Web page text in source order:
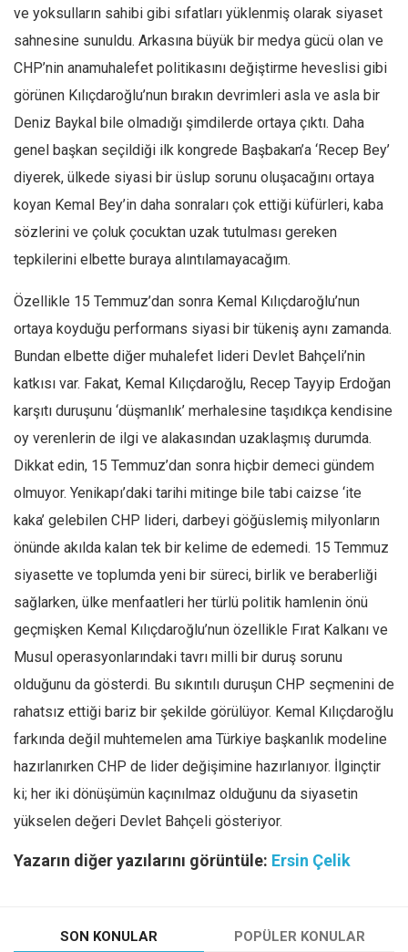
ve yoksulların sahibi gibi sıfatları yüklenmiş olarak siyaset
sahnesine sunuldu. Arkasına büyük bir medya gücü olan ve
CHP’nin anamuhalefet politikasını değiştirme heveslisi gibi
görünen Kılıçdaroğlu’nun bırakın devrimleri asla ve asla bir
Deniz Baykal bile olmadığı şimdilerde ortaya çıktı. Daha
genel başkan seçildiği ilk kongrede Başbakan’a ‘Recep Bey’
diyerek, ülkede siyasi bir üslup sorunu oluşacağını ortaya
koyan Kemal Bey’in daha sonraları çok ettiği küfürleri, kaba
sözlerini ve çoluk çocuktan uzak tutulması gereken
tepkilerini elbette buraya alıntılamayacağım.
Özellikle 15 Temmuz’dan sonra Kemal Kılıçdaroğlu’nun
ortaya koyduğu performans siyasi bir tükeniş aynı zamanda.
Bundan elbette diğer muhalefet lideri Devlet Bahçeli’nin
katkısı var. Fakat, Kemal Kılıçdaroğlu, Recep Tayyip Erdoğan
karşıtı duruşunu ‘düşmanlık’ merhalesine taşıdıkça kendisine
oy verenlerin de ilgi ve alakasından uzaklaşmış durumda.
Dikkat edin, 15 Temmuz’dan sonra hiçbir demeci gündem
olmuyor. Yenikapı’daki tarihi mitinge bile tabi caizse ‘ite
kaka’ gelebilen CHP lideri, darbeyi göğüslemiş milyonların
önünde akılda kalan tek bir kelime de edemedi. 15 Temmuz
siyasette ve toplumda yeni bir süreci, birlik ve beraberliği
sağlarken, ülke menfaatleri her türlü politik hamlenin önü
geçmişken Kemal Kılıçdaroğlu’nun özellikle Fırat Kalkanı ve
Musul operasyonlarındaki tavrı milli bir duruş sorunu
olduğunu da gösterdi. Bu sıkıntılı duruşun CHP seçmenini de
rahatsız ettiği bariz bir şekilde görülüyor. Kemal Kılıçdaroğlu
farkında değil muhtemelen ama Türkiye başkanlık modeline
hazırlanırken CHP de lider değişimine hazırlanıyor. İlginçtir
ki; her iki dönüşümün kaçınılmaz olduğunu da siyasetin
yükselen değeri Devlet Bahçeli gösteriyor.
Yazarın diğer yazılarını görüntüle: Ersin Çelik
SON KONULAR POPÜLER KONULAR